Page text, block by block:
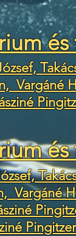
Vargáné
Vargáné